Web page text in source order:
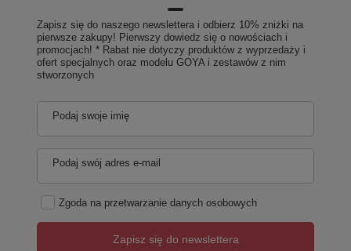
Zapisz się do naszego newslettera i odbierz 10% zniżki na
pierwsze zakupy! Pierwszy dowiedz się o nowościach i
promocjach! * Rabat nie dotyczy produktów z wyprzedaży i
ofert specjalnych oraz modelu GOYA i zestawów z nim
stworzonych
Podaj swoje imię
Podaj swój adres e-mail
Zgoda na przetwarzanie danych osobowych
Zapisz się do newslettera